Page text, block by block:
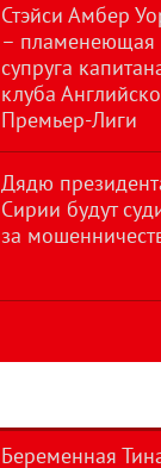
Стэйси Амбер
– пламенеющая
супруга
клуба
Премьер-Лиги
Дядю
Сирии будут
за
Беременная